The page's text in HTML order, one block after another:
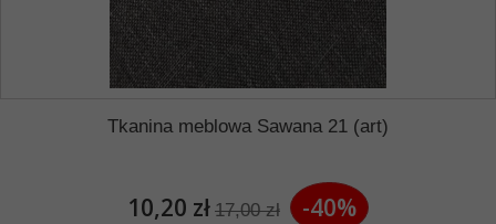
Tkanina meblowa Sawana 21 (art)
10,20 zł 17,00 zł -40%